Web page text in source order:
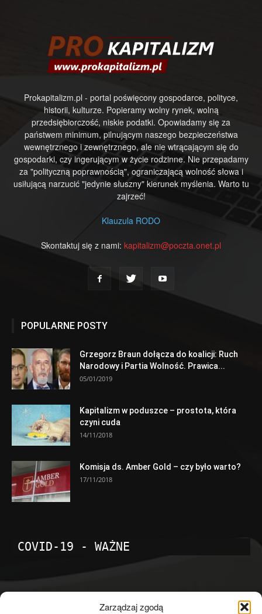
Zarządzaj zgodą
Prokapitalizm.pl - portal poświęcony gospodarce, polityce,
historii, kulturze. Popieramy wolny rynek, wolną
przedsiębiorczość, niskie podatki. Opowiadamy się za
państwem minimum, pilnującym naszego bezpieczeństwa
wewnętrznego i zewnętrznego, ale nie wtrącającym się do
gospodarki, czy ingerującym w życie rodzinne. Nie przepadamy
za "polityczną poprawnością", ograniczającą wolność słowa i
usiłującą narzucić "jedynie słuszny" kierunek myślenia. Warto tu
zajrzeć!
Klauzula RODO
Skontaktuj się z nami: kapitalizm@poczta.onet.pl
POPULARNE POSTY
Grzegorz Braun dołącza do koalicji: Ruch
Narodowy i Partia Wolność. Prawica...
05/01/2019
Kapitalizm w poduszce – prostota, która
czyni cuda
14/11/2018
Komisja ds. Amber Gold – czy było warto?
17/11/2018
COVID-19 - WAŻNE